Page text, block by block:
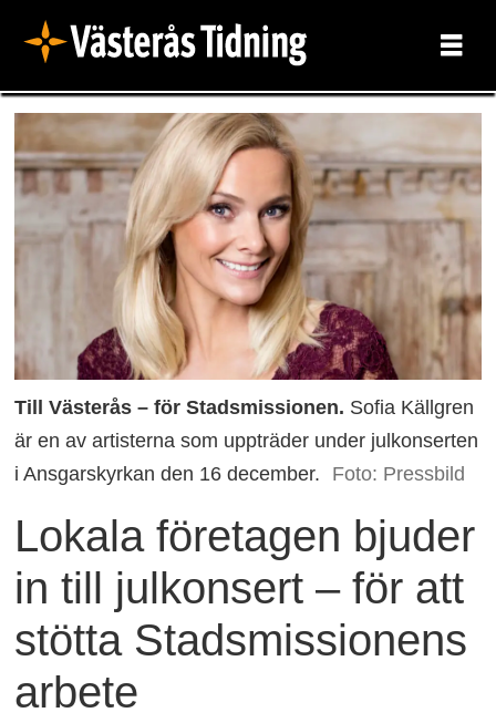
Till Västerås – för Stadsmissionen. Sofia Källgren
är en av artisterna som uppträder under julkonserten
i Ansgarskyrkan den 16 december.
Foto: Pressbild
Lokala företagen bjuder
in till julkonsert – för att
stötta Stadsmissionens
arbete